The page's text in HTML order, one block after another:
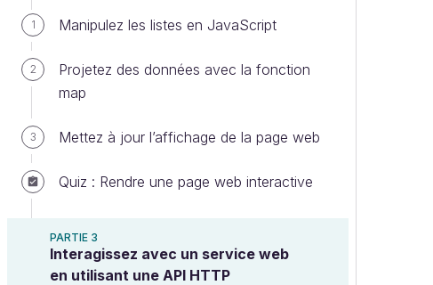
1 Manipulez les listes en JavaScript
2
Projetez des données avec la fonction
map
3 Mettez à jour l’affichage de la page web
Quiz : Rendre une page web interactive
PARTIE 3
Interagissez avec un service web
en utilisant une API HTTP